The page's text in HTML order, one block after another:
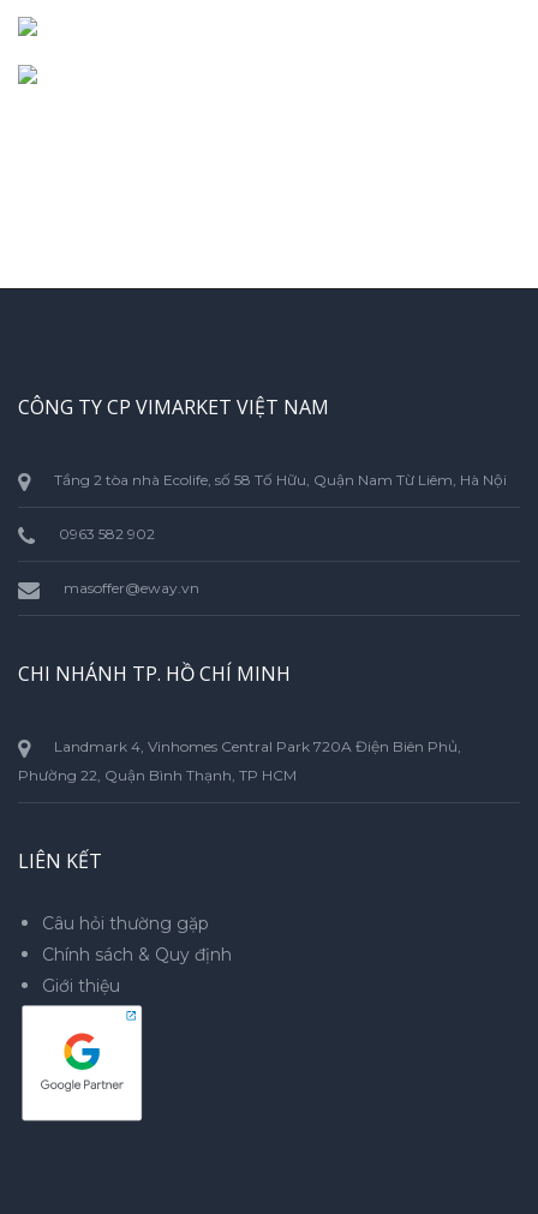
CÔNG TY CP VIMARKET VIỆT NAM
Tầng 2 tòa nhà Ecolife, số 58 Tố Hữu, Quận Nam Từ Liêm, Hà Nội
0963 582 902
masoffer@eway.vn
CHI NHÁNH TP. HỒ CHÍ MINH
Landmark 4, Vinhomes Central Park 720A Điện Biên Phủ,
Phường 22, Quận Bình Thạnh, TP HCM
LIÊN KẾT
Câu hỏi thường gặp
Chính sách & Quy định
Giới thiệu